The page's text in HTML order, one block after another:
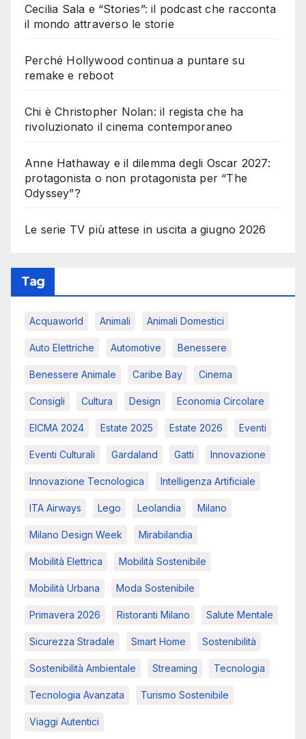
Cecilia Sala e “Stories”: il podcast che racconta
il mondo attraverso le storie
Perché Hollywood continua a puntare su
remake e reboot
Chi è Christopher Nolan: il regista che ha
rivoluzionato il cinema contemporaneo
Anne Hathaway e il dilemma degli Oscar 2027:
protagonista o non protagonista per “The
Odyssey”?
Le serie TV più attese in uscita a giugno 2026
Tag
Acquaworld Animali Animali Domestici
Auto Elettriche Automotive Benessere
Benessere Animale Caribe Bay Cinema
Consigli Cultura Design Economia Circolare
EICMA 2024 Estate 2025 Estate 2026 Eventi
Eventi Culturali Gardaland Gatti Innovazione
Innovazione Tecnologica Intelligenza Artificiale
ITA Airways Lego Leolandia Milano
Milano Design Week Mirabilandia
Mobilità Elettrica Mobilità Sostenibile
Mobilità Urbana Moda Sostenibile
Primavera 2026 Ristoranti Milano Salute Mentale
Sicurezza Stradale Smart Home Sostenibilità
Sostenibilità Ambientale Streaming Tecnologia
Tecnologia Avanzata Turismo Sostenibile
Viaggi Autentici